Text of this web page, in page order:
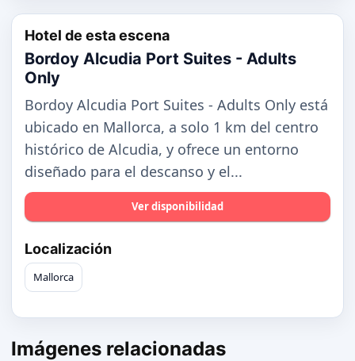
Hotel de esta escena
Bordoy Alcudia Port Suites - Adults
Only
Bordoy Alcudia Port Suites - Adults Only está
ubicado en Mallorca, a solo 1 km del centro
histórico de Alcudia, y ofrece un entorno
diseñado para el descanso y el...
Ver disponibilidad
Localización
Mallorca
Imágenes relacionadas